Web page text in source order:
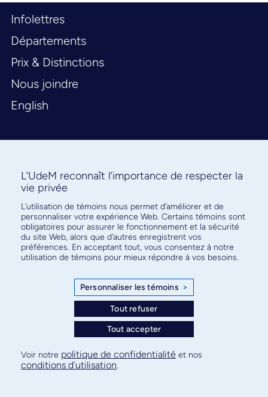
Infolettres
Départements
Prix & Distinctions
Nous joindre
English
Abonnez-vous à notre infolettre
pour connaître l’actualité facultaire
Plan de site
Confidentialité
L’UdeM reconnaît l’importance de respecter la
vie privée
L’utilisation de témoins nous permet d’améliorer et de
personnaliser votre expérience Web. Certains témoins sont
obligatoires pour assurer le fonctionnement et la sécurité
du site Web, alors que d’autres enregistrent vos
préférences. En acceptant tout, vous consentez à notre
utilisation de témoins pour mieux répondre à vos besoins.
Personnaliser les témoins >
Tout refuser
Tout accepter
Voir notre politique de confidentialité et nos
conditions d’utilisation.